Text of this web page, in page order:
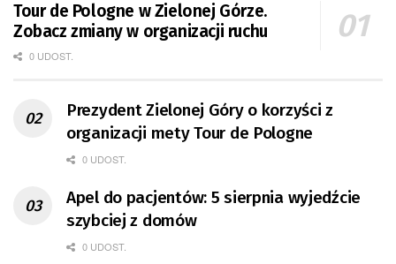
Tour de Pologne w Zielonej Górze.
Zobacz zmiany w organizacji ruchu
0 UDOST.
Prezydent Zielonej Góry o korzyści z
organizacji mety Tour de Pologne
0 UDOST.
Apel do pacjentów: 5 sierpnia wyjedźcie
szybciej z domów
0 UDOST.